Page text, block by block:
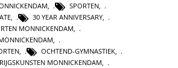
SPORTEN
30 YEAR ANNIVERSARY
MONNICKENDAM
, OCHTEND-GYMNASTIEK,
MONNICKENDAM,